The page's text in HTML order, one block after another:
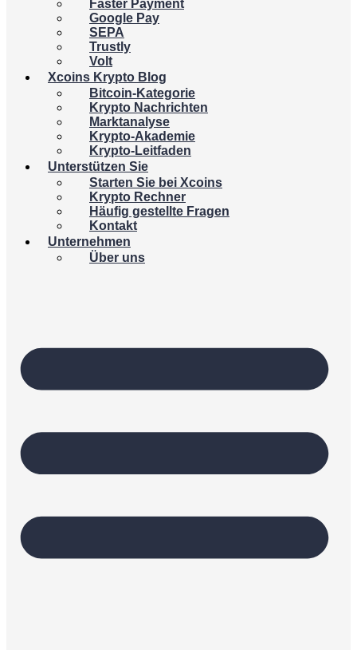
Faster Payment
Google Pay
SEPA
Trustly
Volt
Xcoins Krypto Blog
Bitcoin-Kategorie
Krypto Nachrichten
Marktanalyse
Krypto-Akademie
Krypto-Leitfaden
Unterstützen Sie
Starten Sie bei Xcoins
Krypto Rechner
Häufig gestellte Fragen
Kontakt
Unternehmen
Über uns